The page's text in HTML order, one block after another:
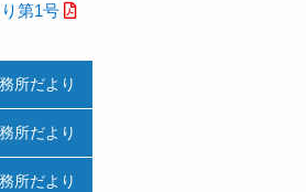
第1号
所だより
所だより
所だより